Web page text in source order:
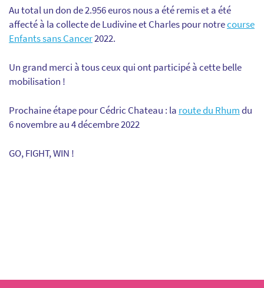
Au total un don de 2.956 euros nous a été remis et a été
affecté à la collecte de Ludivine et Charles pour notrecourse
Enfants sans Cancer2022.
Un grand merci à tous ceux qui ont participé à cette belle
mobilisation !
Prochaine étape pour Cédric Chateau : la route du Rhumdu
6 novembre au 4 décembre 2022
GO, FIGHT, WIN !